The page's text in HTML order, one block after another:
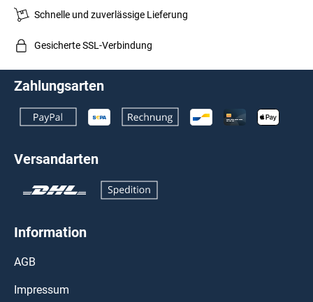
Schnelle und zuverlässige Lieferung
Gesicherte SSL-Verbindung
Zahlungsarten
Versandarten
Information
AGB
Impressum